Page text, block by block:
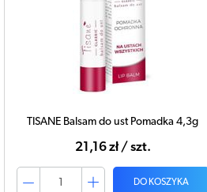
TISANE Balsam do ust Pomadka 4,3g
21,16 zł / szt.
DO KOSZYKA